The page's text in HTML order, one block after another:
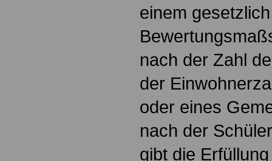
einem
nach der Zahl
der
oder eines
nach der
gibt die